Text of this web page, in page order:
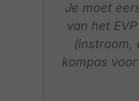
Je moet
van het
(instroom,
kompas